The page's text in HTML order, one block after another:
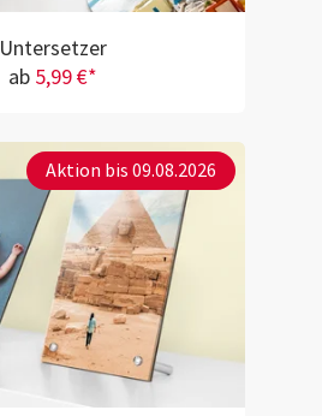
Untersetzer
ab 5,99 €*
Aktion bis 09.08.2026